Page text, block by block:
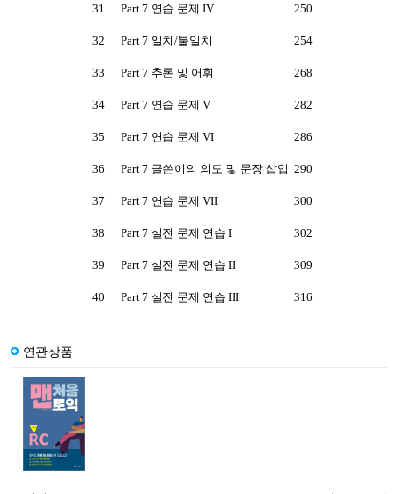
31 Part 7 연습 문제 IV 250
32 Part 7 일치/불일치 254
33 Part 7 추론 및 어휘 268
34 Part 7 연습 문제 V 282
35 Part 7 연습 문제 VI 286
36 Part 7 글쓴이의 의도 및 문장 삽입 290
37 Part 7 연습 문제 VII 300
38 Part 7 실전 문제 연습 I 302
39 Part 7 실전 문제 연습 II 309
40 Part 7 실전 문제 연습 III 316
연관상품